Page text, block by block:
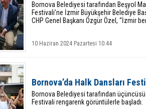
Bornova Belediyesi tarafından Beşyol
Festivali’ne İzmir Büyükşehir Belediye
CHP Genel Başkanı Özgür Özel, “İzmir
10 Haziran 2024 Pazartesi 10:44
Bornova’da Halk Dansları
Bornova Belediyesi tarafından
Festivali rengarenk görüntülerle başladı.